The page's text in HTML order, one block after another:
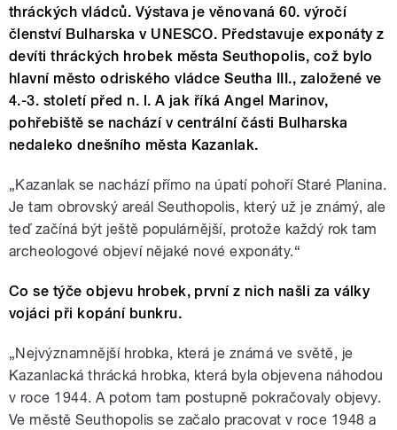
thráckých vládců. Výstava je věnovaná 60. výročí
členství Bulharska v UNESCO. Představuje exponáty z
devíti thráckých hrobek města Seuthopolis, což bylo
hlavní město odriského vládce Seutha III., založené ve
4.-3. století před n. l. A jak říká Angel Marinov,
pohřebiště se nachází v centrální části Bulharska
nedaleko dnešního města Kazanlak.
„Kazanlak se nachází přímo na úpatí pohoří Staré Planina.
Je tam obrovský areál Seuthopolis, který už je známý, ale
teď začíná být ještě populárnější, protože každý rok tam
archeologové objeví nějaké nové exponáty.“
Co se týče objevu hrobek, první z nich našli za války
vojáci při kopání bunkru.
„Nejvýznamnější hrobka, která je známá ve světě, je
Kazanlacká thrácká hrobka, která byla objevena náhodou
v roce 1944. A potom tam postupně pokračovaly objevy.
Ve městě Seuthopolis se začalo pracovat v roce 1948 a